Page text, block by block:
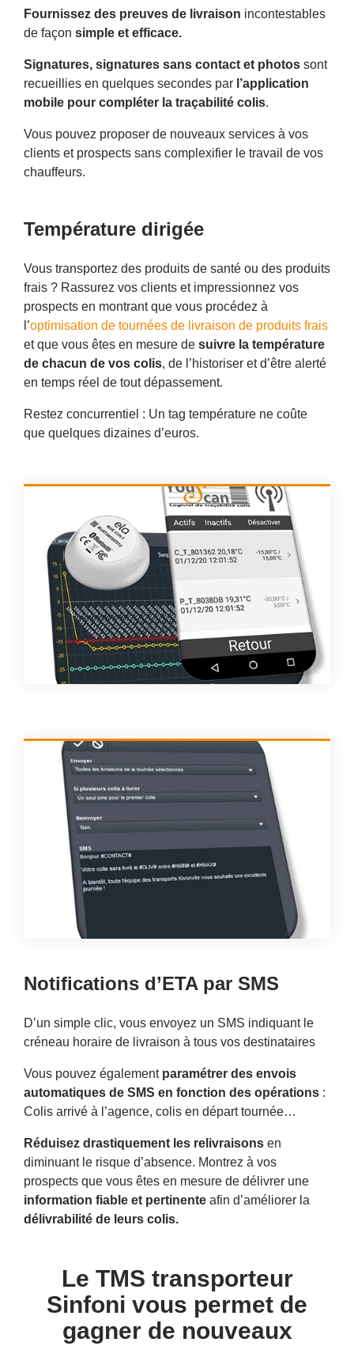
Fournissez des preuves de livraison incontestables
de façon simple et efficace.
Signatures, signatures sans contact et photos sont
recueillies en quelques secondes par l’application
mobile pour compléter la traçabilité colis.
Vous pouvez proposer de nouveaux services à vos
clients et prospects sans complexifier le travail de vos
chauffeurs.
Température dirigée
Vous transportez des produits de santé ou des produits
frais ? Rassurez vos clients et impressionnez vos
prospects en montrant que vous procédez à
l’optimisation de tournées de livraison de produits frais
et que vous êtes en mesure de suivre la température
de chacun de vos colis, de l’historiser et d’être alerté
en temps réel de tout dépassement.
Restez concurrentiel : Un tag température ne coûte
que quelques dizaines d’euros.
Notifications d’ETA par SMS
D’un simple clic, vous envoyez un SMS indiquant le
créneau horaire de livraison à tous vos destinataires
Vous pouvez également paramétrer des envois
automatiques de SMS en fonction des opérations :
Colis arrivé à l’agence, colis en départ tournée…
Réduisez drastiquement les relivraisons en
diminuant le risque d’absence. Montrez à vos
prospects que vous êtes en mesure de délivrer une
information fiable et pertinente afin d’améliorer la
délivrabilité de leurs colis.
Le TMS transporteur
Sinfoni vous permet de
gagner de nouveaux